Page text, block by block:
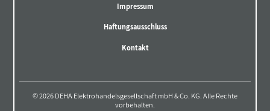
Impressum
Haftungsausschluss
Kontakt
© 2026 DEHA Elektrohandelsgesellschaft mbH & Co. KG. Alle Rechte
vorbehalten.